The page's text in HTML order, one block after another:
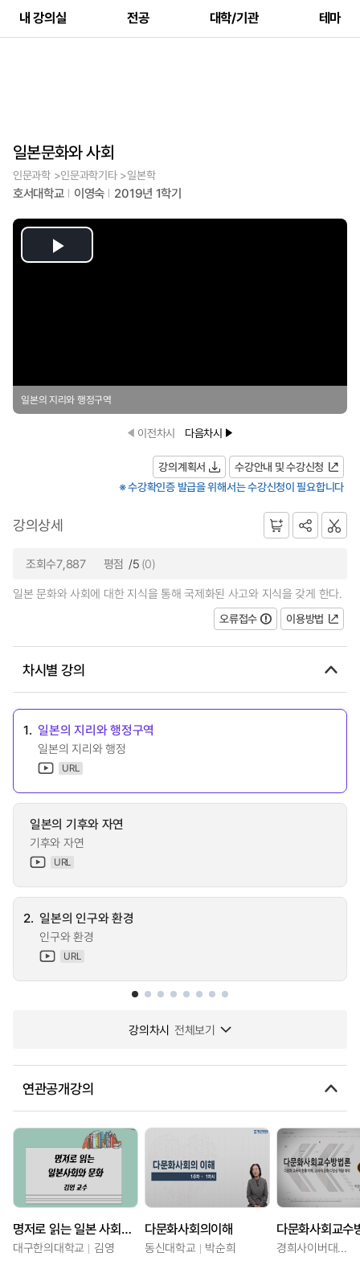
내 강의실 전공 대학/기관 테마
일본문화와 사회
인문과학 >인문과학기타 >일본학
호서대학교 이영숙 2019년 1학기
Play
일본의 지리와 행정구역
이전차시 다음차시
강의계획서
수강안내 및 수강신청
※ 수강확인증 발급을 위해서는 수강신청이 필요합니다
강의상세
조회수7,887 평점 /5 (0)
일본 문화와 사회에 대한 지식을 통해 국제화된 사고와 지식을 갖게 한다.
오류접수
이용방법
차시별 강의
1. 일본의 지리와 행정구역
일본의 지리와 행정
URL
일본의 기후와 자연
기후와 자연
URL
2. 일본의 인구와 환경
인구와 환경
URL
강의차시 전체보기
연관공개강의
명저로 읽는 일본 사회와 문화
대구한의대학교 김영
다문화사회의이해
동신대학교 박순희
다문화사회교수
경희사이버대학교